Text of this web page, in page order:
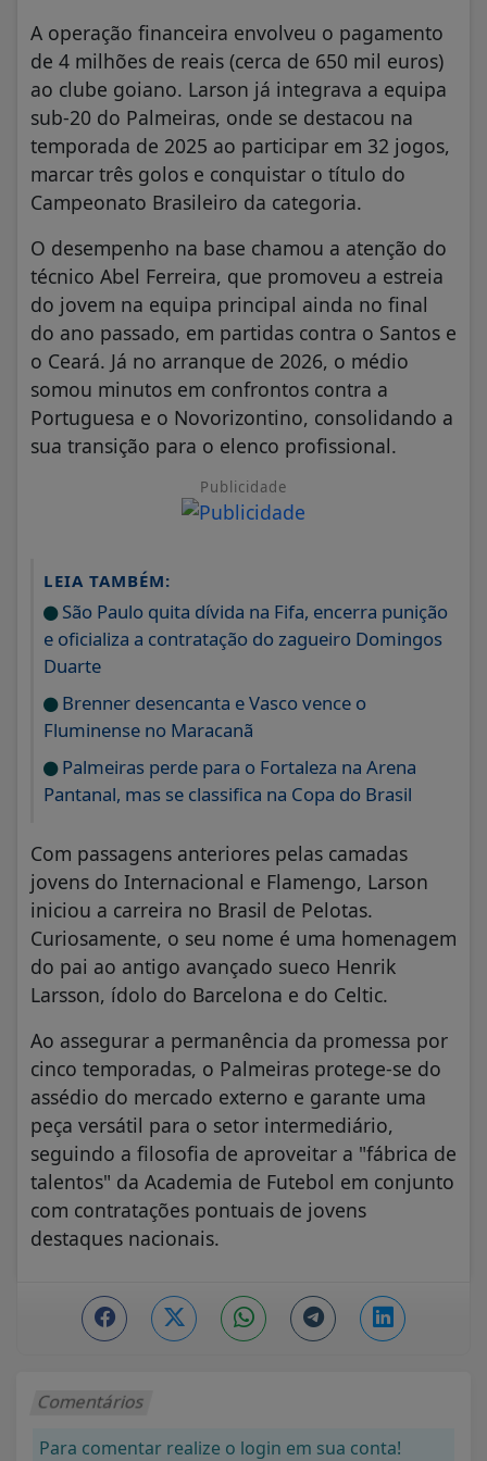
A operação financeira envolveu o pagamento
de 4 milhões de reais (cerca de 650 mil euros)
ao clube goiano. Larson já integrava a equipa
sub-20 do Palmeiras, onde se destacou na
temporada de 2025 ao participar em 32 jogos,
marcar três golos e conquistar o título do
Campeonato Brasileiro da categoria.
O desempenho na base chamou a atenção do
técnico Abel Ferreira, que promoveu a estreia
do jovem na equipa principal ainda no final
do ano passado, em partidas contra o Santos e
o Ceará. Já no arranque de 2026, o médio
somou minutos em confrontos contra a
Portuguesa e o Novorizontino, consolidando a
sua transição para o elenco profissional.
Publicidade
LEIA TAMBÉM:
São Paulo quita dívida na Fifa, encerra punição
e oficializa a contratação do zagueiro Domingos
Duarte
Brenner desencanta e Vasco vence o
Fluminense no Maracanã
Palmeiras perde para o Fortaleza na Arena
Pantanal, mas se classifica na Copa do Brasil
Com passagens anteriores pelas camadas
jovens do Internacional e Flamengo, Larson
iniciou a carreira no Brasil de Pelotas.
Curiosamente, o seu nome é uma homenagem
do pai ao antigo avançado sueco Henrik
Larsson, ídolo do Barcelona e do Celtic.
Ao assegurar a permanência da promessa por
cinco temporadas, o Palmeiras protege-se do
assédio do mercado externo e garante uma
peça versátil para o setor intermediário,
seguindo a filosofia de aproveitar a "fábrica de
talentos" da Academia de Futebol em conjunto
com contratações pontuais de jovens
destaques nacionais.
Comentários
Para comentar realize o login em sua conta!